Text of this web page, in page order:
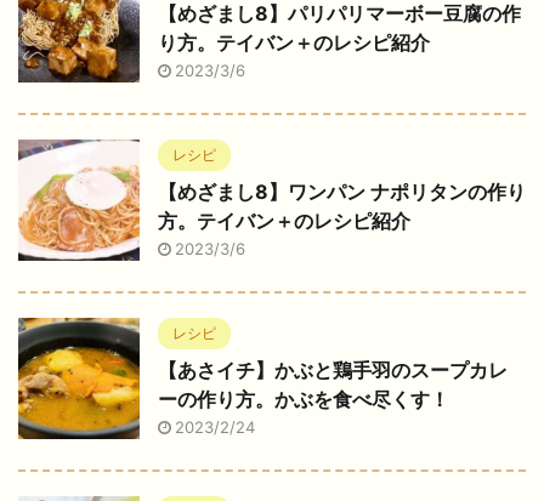
【めざまし8】パリパリマーボー豆腐の作
り方。テイバン＋のレシピ紹介
2023/3/6
レシピ
【めざまし8】ワンパン ナポリタンの作り
方。テイバン＋のレシピ紹介
2023/3/6
レシピ
【あさイチ】かぶと鶏手羽のスープカレ
ーの作り方。かぶを食べ尽くす！
2023/2/24